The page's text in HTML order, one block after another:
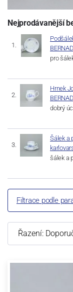
Nejprodávanější
pro
Hrnek
dobrý
Šálek a
šálek a
Filtrace podle